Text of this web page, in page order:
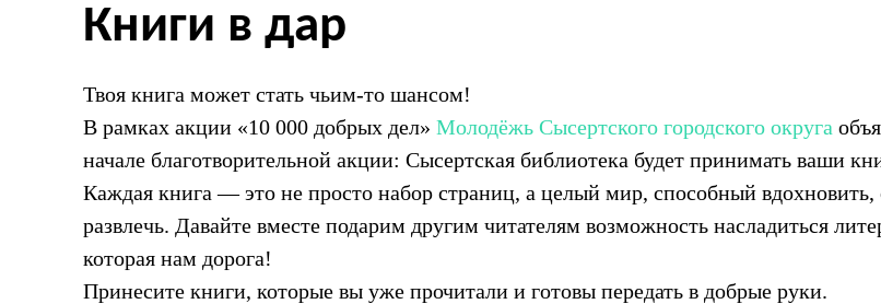
Книги в дар
Твоя книга может стать чьим-то шансом!
В рамках акции «10 000 добрых дел» Молодёжь Сысертского городского округа
начале благотворительной акции: Сысертская библиотека будет принимать ваши
Каждая книга — это не просто набор страниц, а целый мир, способный вдохновить,
развлечь. Давайте вместе подарим другим читателям возможность насладиться
которая нам дорога!
Принесите книги, которые вы уже прочитали и готовы передать в добрые руки.